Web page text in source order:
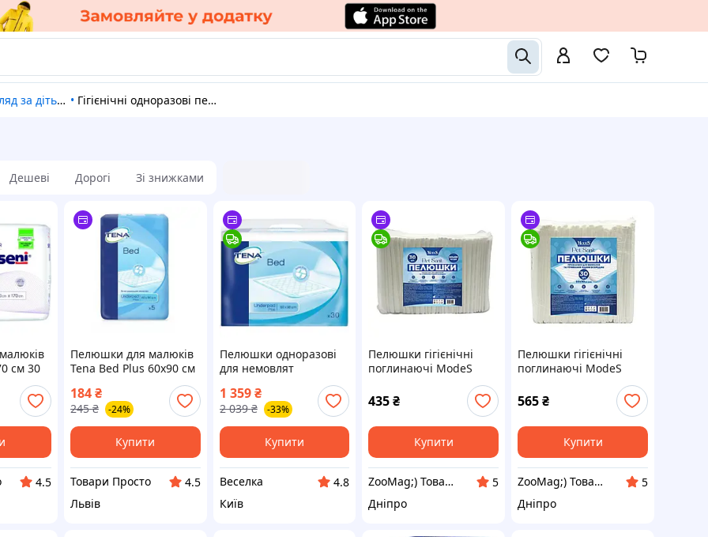
за дітьми • Гігієнічні одноразові пелюшки
Дешеві Дорогі Зі знижками
см 30
4.5
Пелюшки для малюків
Tena Bed Plus 60х90 см
(7322540247879/7322540801934)
184₴
245 ₴ -24%
Купити
Товари Просто
4.5
Львів
Пелюшки одноразові
для немовлят
вбиральні захисні для
комфорту та чистоти в
ліжечку FLAME
1 359 ₴
2 039 ₴ -33%
Купити
Веселка
4.8
Київ
Пелюшки гігієнічні
поглинаючі ModeS
PetSanit 60х60 см, 30
шт. (*)
435₴
Купити
ZooMag;) Товари для тварин
5
Дніпро
Пелюшки гігієнічні
поглинаючі ModeS
PetSanit 60х90 см, 30
шт. (*)
565₴
Купити
ZooMag;) Товари для тварин
5
Дніпро